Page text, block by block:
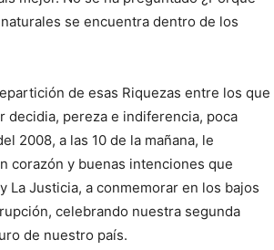
se encuentra dentro de los
de esas Riquezas entre los que
decidia, pereza e indiferencia, poca
2008, a las 10 de la mañana, le
corazón y buenas intenciones que
Justicia, a conmemorar en los bajos
celebrando nuestra segunda
de nuestro país.